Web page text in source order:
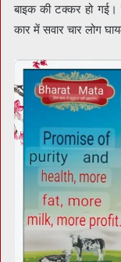
बाइक की टक्कर हो गई।
कार में सवार चार लोग